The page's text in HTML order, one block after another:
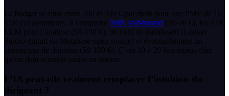
Le budget se situe entre 200 et 400 € par mois pour une PME de 10
à 50 collaborateurs. Il comprend N8N self-hosted (30-50 €), les API
LLM pour l’analyse (50-150 €), un outil de dashboard (Looker
Studio gratuit ou Metabase open source) et éventuellement un
connecteur de données (50-100 €). C’est 10 à 20 fois moins cher
qu’un data scientist junior en interne.
L’IA peut-elle vraiment remplacer l’intuition du
dirigeant ?